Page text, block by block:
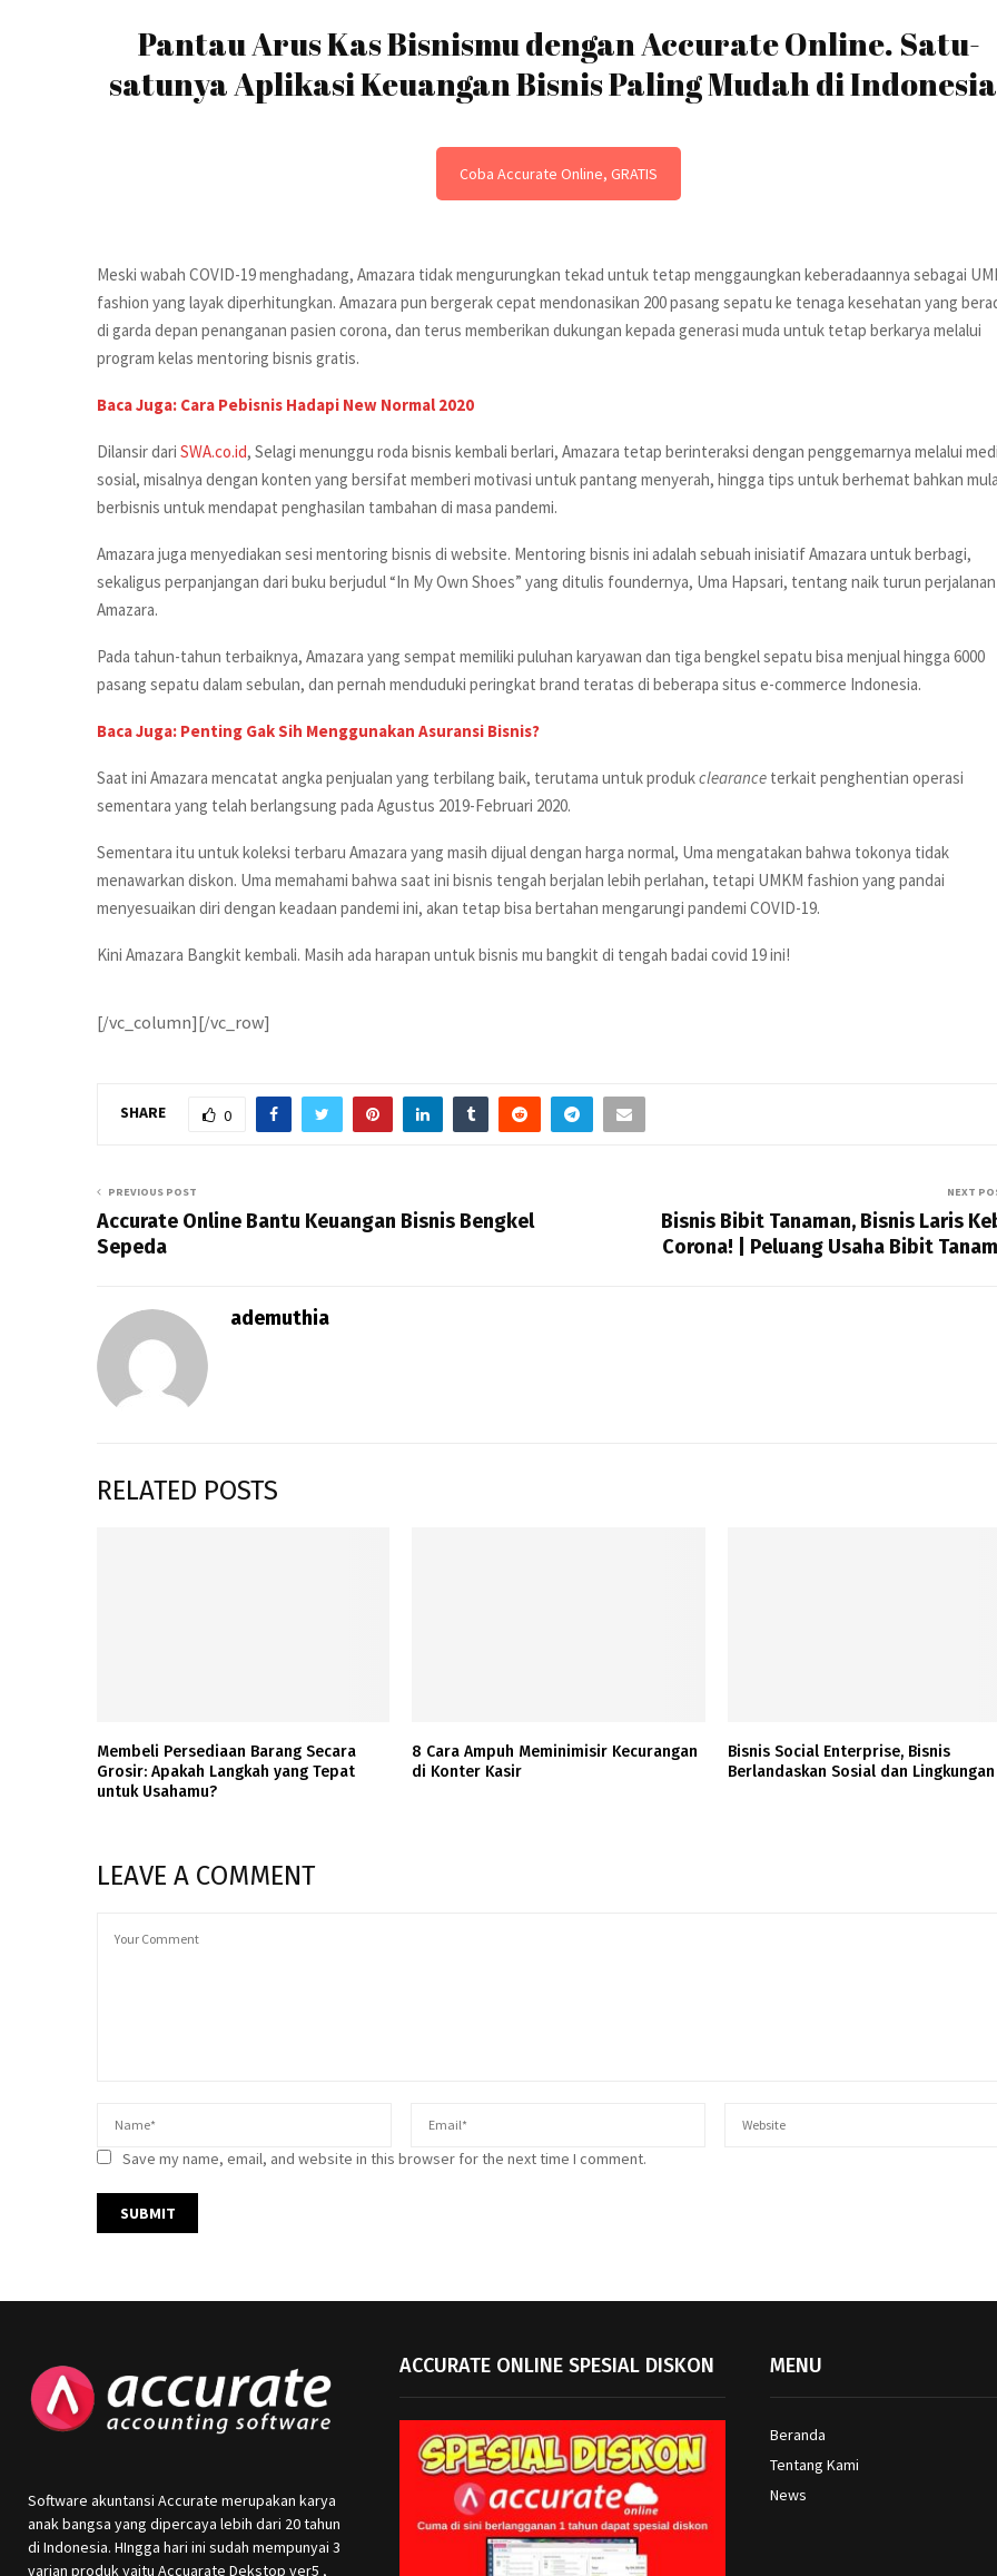
Pantau Arus Kas Bisnismu dengan Accurate Online. Satu-
satunya Aplikasi Keuangan Bisnis Paling Mudah di
Coba Accurate Online, GRATIS
Meski wabah COVID-19 menghadang, Amazara tidak mengurungkan tekad untuk tetap menggaungkan keberadaannya sebagai
fashion yang layak diperhitungkan. Amazara pun bergerak cepat mendonasikan 200 pasang sepatu ke tenaga kesehatan yang
di garda depan penanganan pasien corona, dan terus memberikan dukungan kepada generasi muda untuk tetap berkarya melalui
program kelas mentoring bisnis gratis.
Baca Juga: Cara Pebisnis Hadapi New Normal 2020
Dilansir dari SWA.co.id, Selagi menunggu roda bisnis kembali berlari, Amazara tetap berinteraksi dengan penggemarnya melalui
sosial, misalnya dengan konten yang bersifat memberi motivasi untuk pantang menyerah, hingga tips untuk berhemat bahkan
berbisnis untuk mendapat penghasilan tambahan di masa pandemi.
Amazara juga menyediakan sesi mentoring bisnis di website. Mentoring bisnis ini adalah sebuah inisiatif Amazara untuk berbagi,
sekaligus perpanjangan dari buku berjudul “In My Own Shoes” yang ditulis foundernya, Uma Hapsari, tentang naik turun perjalanan
Amazara.
Pada tahun-tahun terbaiknya, Amazara yang sempat memiliki puluhan karyawan dan tiga bengkel sepatu bisa menjual hingga 6000
pasang sepatu dalam sebulan, dan pernah menduduki peringkat brand teratas di beberapa situs e-commerce Indonesia.
Baca Juga: Penting Gak Sih Menggunakan Asuransi Bisnis?
Saat ini Amazara mencatat angka penjualan yang terbilang baik, terutama untuk produkclearance terkait penghentian operasi
sementara yang telah berlangsung pada Agustus 2019-Februari 2020.
Sementara itu untuk koleksi terbaru Amazara yang masih dijual dengan harga normal, Uma mengatakan bahwa tokonya tidak
menawarkan diskon. Uma memahami bahwa saat ini bisnis tengah berjalan lebih perlahan, tetapi UMKM fashion yang pandai
menyesuaikan diri dengan keadaan pandemi ini, akan tetap bisa bertahan mengarungi pandemi COVID-19.
Kini Amazara Bangkit kembali. Masih ada harapan untuk bisnis mu bangkit di tengah badai covid 19 ini!
[/vc_column][/vc_row]
SHARE 0
PREVIOUS POST
Accurate Online Bantu Keuangan Bisnis Bengkel
Sepeda
NEXT
Bisnis Bibit Tanaman, Bisnis Laris
Corona! | Peluang Usaha Bibit
ademuthia
RELATED POSTS
Membeli Persediaan Barang Secara
Grosir: Apakah Langkah yang Tepat
untuk Usahamu?
8 Cara Ampuh Meminimisir Kecurangan
di Konter Kasir
Bisnis Social Enterprise, Bisnis
Berlandaskan Sosial dan Lingkungan
LEAVE A COMMENT
Save my name, email, and website in this browser for the next time I comment.
Software akuntansi Accurate merupakan karya
anak bangsa yang dipercaya lebih dari 20 tahun
di Indonesia. HIngga hari ini sudah mempunyai 3
varian produk yaitu Accuarate Dekstop ver5 ,
ACCURATE ONLINE SPESIAL DISKON MENU
Beranda
Tentang Kami
News